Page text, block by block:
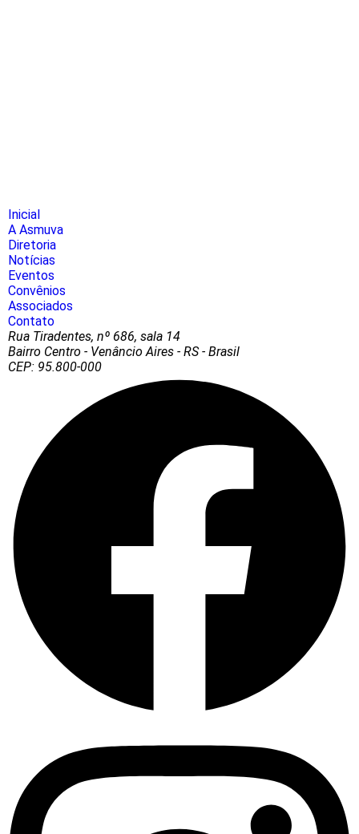
Inicial
A Asmuva
Diretoria
Notícias
Eventos
Convênios
Associados
Contato
Rua Tiradentes, nº 686, sala 14
Bairro Centro - Venâncio Aires - RS - Brasil
CEP: 95.800-000